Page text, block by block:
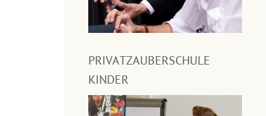
PRIVATZAUBERSCHULE
KINDER